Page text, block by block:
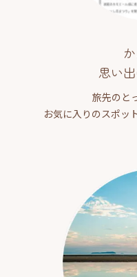
思い
旅先のと
お気に入りのスポッ